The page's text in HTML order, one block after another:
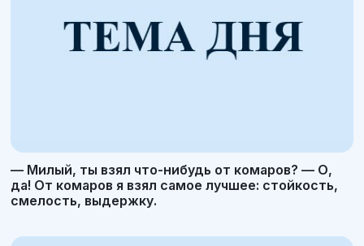
— Милый, ты взял что-нибудь от комаров? — О,
да! От комаров я взял самое лучшее: стойкость,
смелость, выдержку.